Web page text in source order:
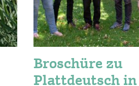
Broschüre zu
Plattdeutsch in